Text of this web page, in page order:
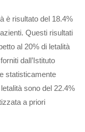
è risultato del 18.4%
Questi risultati
al 20% di letalità
dall’Istituto
statisticamente
sono del 22.4%
a priori